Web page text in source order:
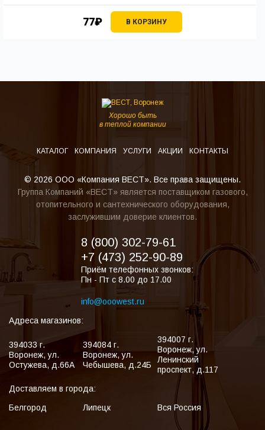
77₽ В КОРЗИНУ
Хорошо быть
в теплой компании
КАТАЛОГ КОМПАНИЯ УСЛУГИ АКЦИИ КОНТАКТЫ
© 2026 ООО «Компания ВЕСТ». Все права защищены.
Группа Компаний «ВЕСТ» является поставщиком газового,
отопительного и сантехнического оборудования,
заслужившим доверие клиентов.
8 (800) 302-79-61
+7 (473) 252-90-89
Приём телефонных звонков:
Пн - Пт с 8.00 до 17.00
info@ooowest.ru
Адреса магазинов:
394033 г.
Воронеж,ул.
Остужева, д.66А
394084 г.
Воронеж,ул.
Чебышева, д.24Б
394007 г.
Воронеж,ул.
Ленинский
проспект, д.117
Доставляем в города:
Белгород
Липецк Вся Россия